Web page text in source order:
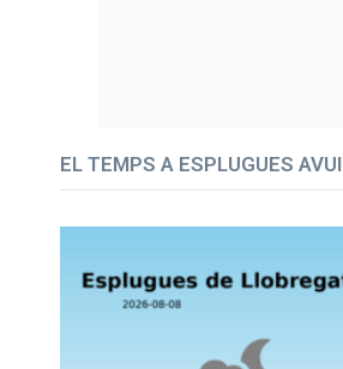
EL TEMPS A ESPLUGUES AVUI